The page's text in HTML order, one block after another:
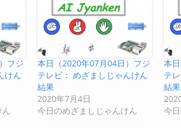
フジ
けん
本日（2020年07月04日）フジ
テレビ： めざましじゃんけん
結果
2020年7月4日
今日のめざましじゃんけん
本
テ
結果
今